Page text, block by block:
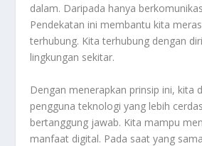
dalam. Daripada hanya
Pendekatan ini membantu kita
terhubung. Kita terhubung dengan
lingkungan sekitar.
Dengan menerapkan prinsip ini, kita
pengguna teknologi yang lebih
bertanggung jawab. Kita mampu
manfaat digital. Pada saat yang